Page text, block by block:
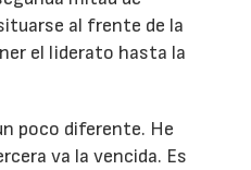
al frente de la
el liderato hasta la
poco diferente. He
va la vencida. Es